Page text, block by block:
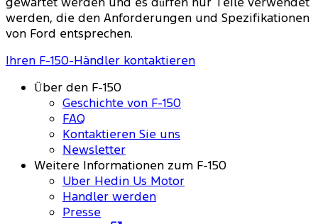
werden, die den Anforderungen und Spezifikationen
von Ford entsprechen.
Ihren F-150-Händler kontaktieren
Über den F-150
Geschichte von F-150
FAQ
Kontaktieren Sie uns
Newsletter
Weitere Informationen zum F-150
Uber Hedin Us Motor
Handler werden
Presse